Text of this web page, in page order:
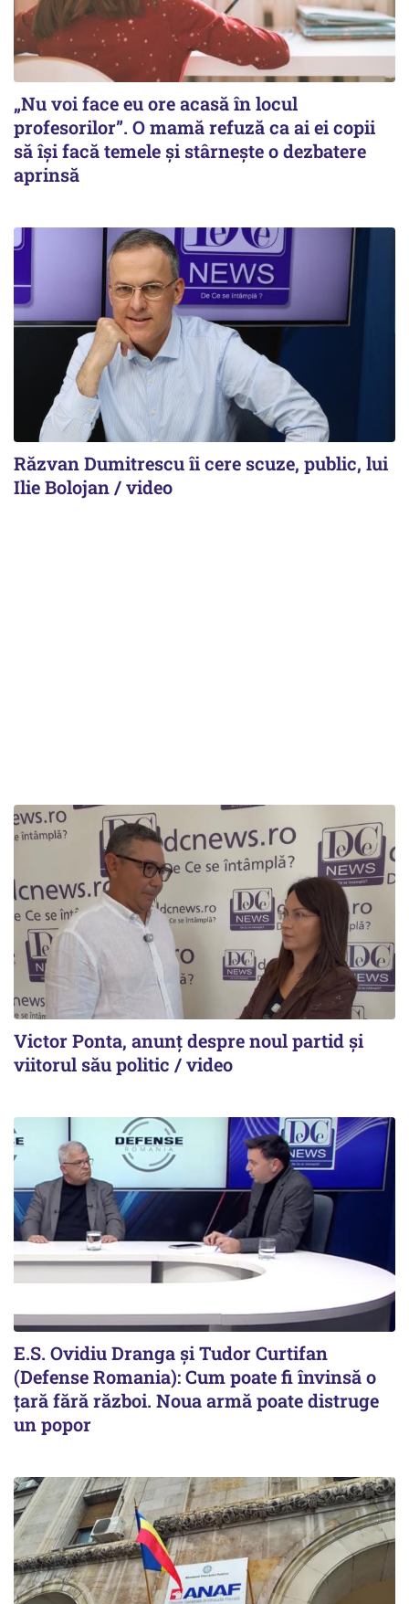
„Nu voi face eu ore acasă în locul
profesorilor”. O mamă refuză ca ai ei copii
să își facă temele și stârnește o dezbatere
aprinsă
Răzvan Dumitrescu îi cere scuze, public, lui
Ilie Bolojan / video
Victor Ponta, anunț despre noul partid și
viitorul său politic / video
E.S. Ovidiu Dranga și Tudor Curtifan
(Defense Romania): Cum poate fi învinsă o
țară fără război. Noua armă poate distruge
un popor